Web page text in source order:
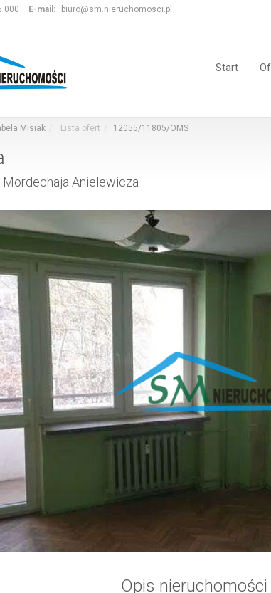
000 E-mail: biuro@sm.nieruchomosci.pl
Start
Misiak Lista ofert 12055/11805/OMS
Mordechaja Anielewicza
Opis nieruchomości